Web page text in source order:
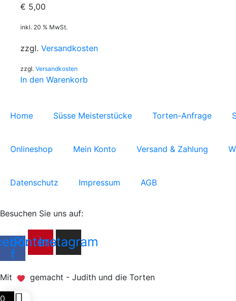
€ 5,00
inkl. 20 % MwSt.
zzgl. Versandkosten
zzgl. Versandkosten
In den Warenkorb
Home Süsse Meisterstücke Torten-Anfrage
Onlineshop Mein Konto Versand & Zahlung
Datenschutz Impressum AGB
Besuchen Sie uns auf:
f
Pinterest
Instagram
Mit gemacht - Judith und die Torten
0